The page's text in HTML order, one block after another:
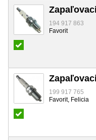
194 917 863
Favorit
199 917 765
Favorit, Felicia